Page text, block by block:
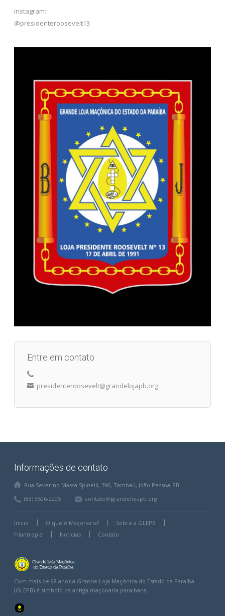
Instagram:
@presidenteroosevelt13
Entre em contato
presidenteroosevelt@grandelojapb.org
Informações de contato
Rua Severino Massa Spinelli, 390, Tambaú, João Pessoa-PB
(83) 3506-2205
contato@grandelojapb.org
Início O que é Maçonaria?
Sobre a GLEPB
Filantropia
Notícias Contato
Com mais de 98 anos a Grande Loja Maçônica do Estado da Paraíba
(GLEPB) é símbolo da antiga maçonaria paraibana.